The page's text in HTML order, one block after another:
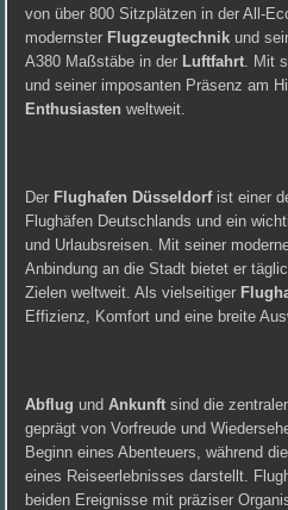
von über 800 Sitzplätzen in der All-
modernster Flugzeugtechnik und
A380 Maßstäbe in der Luftfahrt . Mit
und seiner imposanten Präsenz am
Enthusiasten weltweit.
Der Flughafen Düsseldorfist einer
Flughäfen Deutschlands und ein
und Urlaubsreisen. Mit seiner
Anbindung an die Stadt bietet er
Zielen weltweit. Als vielseitiger
Effizienz, Komfort und eine breite
Abflug undAnkunft sind die
geprägt von Vorfreude und
Beginn eines Abenteuers, während
eines Reiseerlebnisses darstellt.
beiden Ereignisse mit präziser